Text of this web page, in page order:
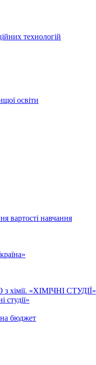
технологій
освіти
вартості навчання
з хімії. «ХІМІЧНІ СТУДІЇ»
студії»
на бюджет